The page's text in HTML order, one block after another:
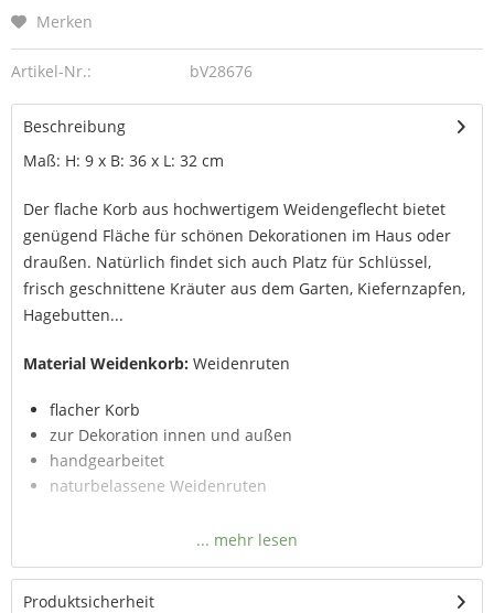
Merken
Artikel-Nr.: bV28676
Beschreibung
Maß: H: 9 x B: 36 x L: 32 cm
Der flache Korb aus hochwertigem Weidengeflecht bietet
genügend Fläche für schönen Dekorationen im Haus oder
draußen. Natürlich findet sich auch Platz für Schlüssel,
frisch geschnittene Kräuter aus dem Garten, Kiefernzapfen,
Hagebutten...
Material Weidenkorb: Weidenruten
flacher Korb
zur Dekoration innen und außen
handgearbeitet
naturbelassene Weidenruten
Produktsicherheit